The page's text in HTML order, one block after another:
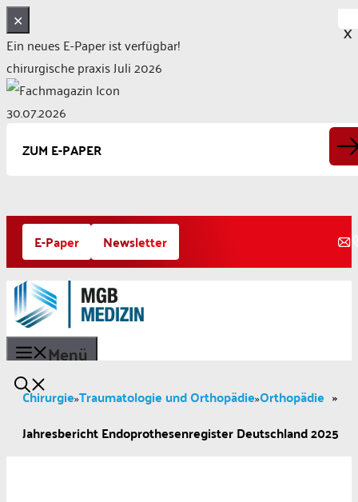
✕
Ein neues E-Paper ist verfügbar!
chirurgische praxis Juli 2026
30.07.2026
ZUM E-PAPER
Zum
Inhalt
springen
E-Paper Newsletter
Menü
Chirurgie»Traumatologie und Orthopädie»Orthopädie »
Jahresbericht Endoprothesenregister Deutschland 2025
X